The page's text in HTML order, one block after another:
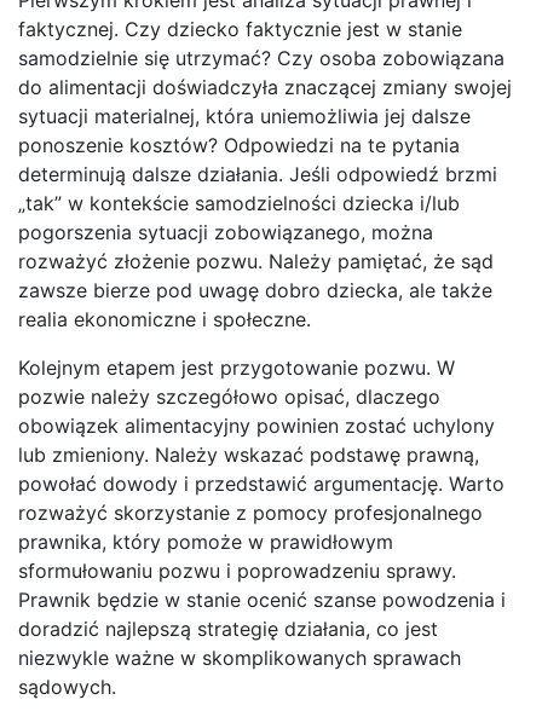
faktycznej. Czy dziecko faktycznie jest w stanie
samodzielnie się utrzymać? Czy osoba zobowiązana
do alimentacji doświadczyła znaczącej zmiany swojej
sytuacji materialnej, która uniemożliwia jej dalsze
ponoszenie kosztów? Odpowiedzi na te pytania
determinują dalsze działania. Jeśli odpowiedź brzmi
„tak” w kontekście samodzielności dziecka i/lub
pogorszenia sytuacji zobowiązanego, można
rozważyć złożenie pozwu. Należy pamiętać, że sąd
zawsze bierze pod uwagę dobro dziecka, ale także
realia ekonomiczne i społeczne.
Kolejnym etapem jest przygotowanie pozwu. W
pozwie należy szczegółowo opisać, dlaczego
obowiązek alimentacyjny powinien zostać uchylony
lub zmieniony. Należy wskazać podstawę prawną,
powołać dowody i przedstawić argumentację. Warto
rozważyć skorzystanie z pomocy profesjonalnego
prawnika, który pomoże w prawidłowym
sformułowaniu pozwu i poprowadzeniu sprawy.
Prawnik będzie w stanie ocenić szanse powodzenia i
doradzić najlepszą strategię działania, co jest
niezwykle ważne w skomplikowanych sprawach
sądowych.